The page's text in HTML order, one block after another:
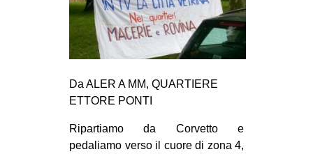
Da ALER A MM, QUARTIERE
ETTORE PONTI
Ripartiamo da Corvetto e
pedaliamo verso il cuore di zona 4,